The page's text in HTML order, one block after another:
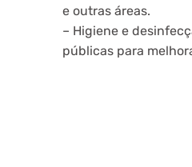
e outras áreas.
– Higiene e
públicas para